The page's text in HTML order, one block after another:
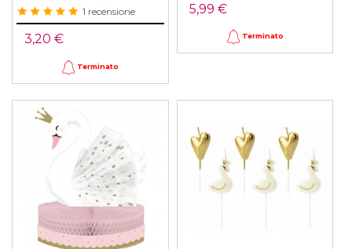
1 recensione
3,20 €
Terminato
5,99 €
Terminato